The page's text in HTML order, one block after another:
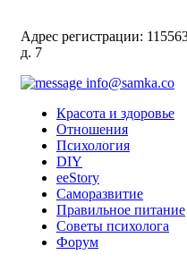
Адрес регистрации:
д. 7
info@samka.co
Красота и здоровье
Отношения
Психология
DIY
ееStory
Саморазвитие
Правильное питание
Советы психолога
Форум